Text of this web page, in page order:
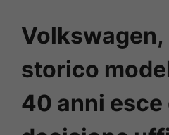
storico
40 anni esce